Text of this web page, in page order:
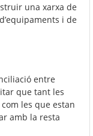
una xarxa de
i de
entre
que tant les
les que estan
amb la resta